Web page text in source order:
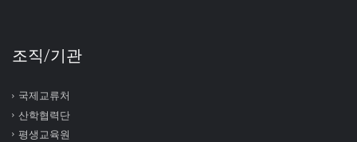
조직/기관
국제교류처
산학협력단
평생교육원